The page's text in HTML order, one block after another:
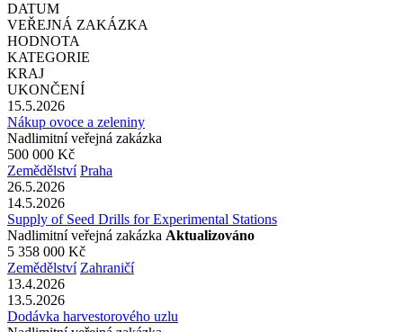
DATUM
VEŘEJNÁ ZAKÁZKA
HODNOTA
KATEGORIE
KRAJ
UKONČENÍ
15.5.2026
Nákup ovoce a zeleniny
Nadlimitní veřejná zakázka
500 000 Kč
Zemědělství Praha
26.5.2026
14.5.2026
Supply of Seed Drills for Experimental Stations
Nadlimitní veřejná zakázka Aktualizováno
5 358 000 Kč
Zemědělství Zahraničí
13.4.2026
13.5.2026
Dodávka harvestorového uzlu